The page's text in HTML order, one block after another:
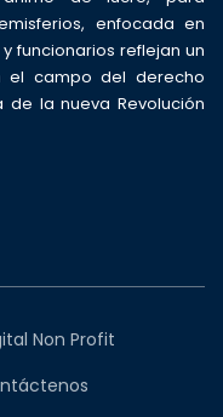
enfocada en
funcionarios reflejan un
el campo del derecho
la nueva Revolución
Non Profit